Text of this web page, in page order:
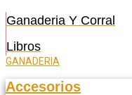
Ganaderia Y Corral
Libros
GANADERIA
Accesorios